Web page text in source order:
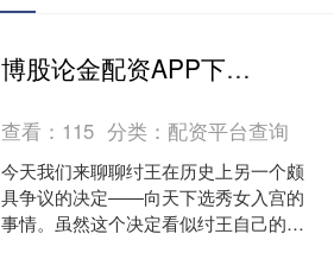
博股论金配资APP下载 纣王之所以认准妲己全是因为费仲，为何便宜岳丈要骂纣王为昏君？
查看： 115 分类： 配资平台查询
今天我们来聊聊纣王在历史上另一个颇
具争议的决定——向天下选秀女入宫的
事情。虽然这个决定看似纣王自己的行